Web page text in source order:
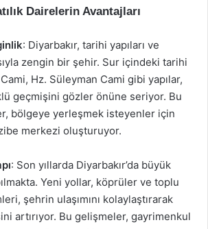
Dairelerin Avantajları
: Diyarbakır, tarihi yapıları ve
zengin bir şehir. Sur içindeki tarihi
Cami, Hz. Süleyman Cami gibi yapılar,
geçmişini gözler önüne seriyor. Bu
bölgeye yerleşmek isteyenler için
merkezi oluşturuyor.
: Son yıllarda Diyarbakır’da büyük
Yeni yollar, köprüler ve toplu
şehrin ulaşımını kolaylaştırarak
artırıyor. Bu gelişmeler, gayrimenkul